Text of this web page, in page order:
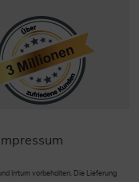
Impressum
Irrtum vorbehalten. Die Lieferung